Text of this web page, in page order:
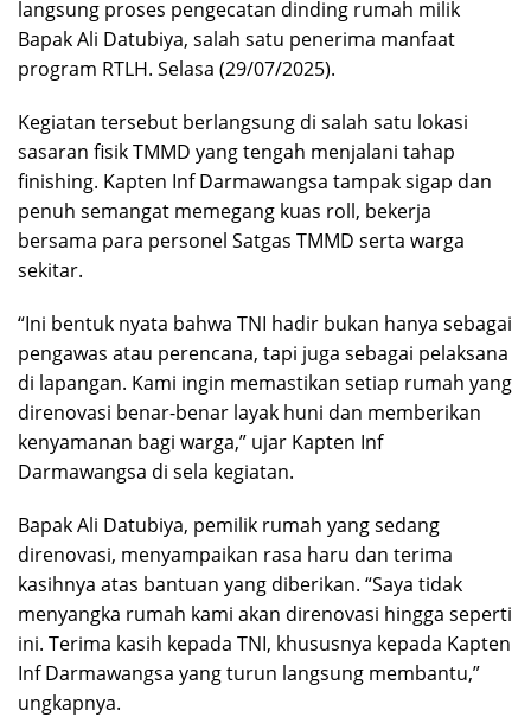
langsung proses pengecatan dinding rumah milik
Bapak Ali Datubiya, salah satu penerima manfaat
program RTLH. Selasa (29/07/2025).
Kegiatan tersebut berlangsung di salah satu lokasi
sasaran fisik TMMD yang tengah menjalani tahap
finishing. Kapten Inf Darmawangsa tampak sigap dan
penuh semangat memegang kuas roll, bekerja
bersama para personel Satgas TMMD serta warga
sekitar.
“Ini bentuk nyata bahwa TNI hadir bukan hanya sebagai
pengawas atau perencana, tapi juga sebagai pelaksana
di lapangan. Kami ingin memastikan setiap rumah yang
direnovasi benar-benar layak huni dan memberikan
kenyamanan bagi warga,” ujar Kapten Inf
Darmawangsa di sela kegiatan.
Bapak Ali Datubiya, pemilik rumah yang sedang
direnovasi, menyampaikan rasa haru dan terima
kasihnya atas bantuan yang diberikan. “Saya tidak
menyangka rumah kami akan direnovasi hingga seperti
ini. Terima kasih kepada TNI, khususnya kepada Kapten
Inf Darmawangsa yang turun langsung membantu,”
ungkapnya.